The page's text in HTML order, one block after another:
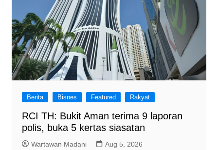
Berita Bisnes Featured Rakyat
RCI TH: Bukit Aman terima 9 laporan
polis, buka 5 kertas siasatan
Wartawan Madani Aug 5, 2026